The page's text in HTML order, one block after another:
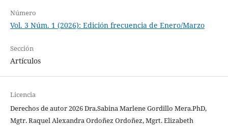
Número
Vol. 3 Núm. 1 (2026): Edición frecuencia de Enero/Marzo
Sección
Artículos
Licencia
Derechos de autor 2026 Dra.Sabina Marlene Gordillo Mera.PhD,
Mgtr. Raquel Alexandra Ordoñez Ordoñez, Mgrt. Elizabeth